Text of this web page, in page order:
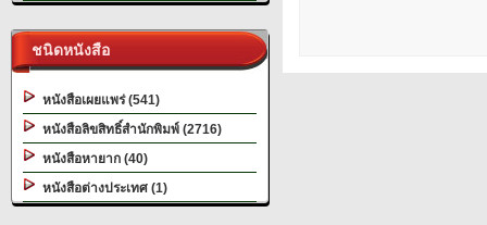
ชนิดหนังสือ
หนังสือเผยแพร่ (541)
หนังสือลิขสิทธิ์สำนักพิมพ์ (2716)
หนังสือหายาก (40)
หนังสือต่างประเทศ (1)